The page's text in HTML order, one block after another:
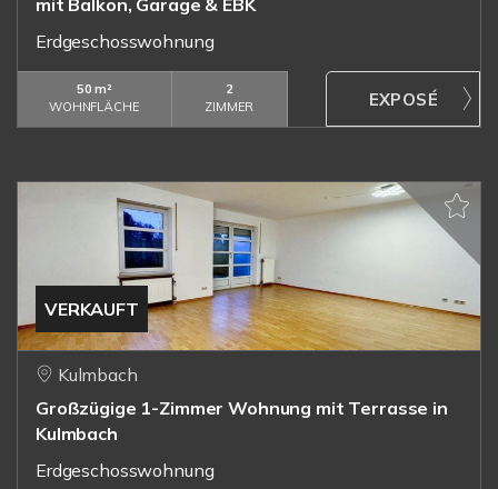
mit Balkon, Garage & EBK
Erdgeschosswohnung
50 m²
WOHNFLÄCHE
2
ZIMMER
VERKAUFT
Kulmbach
Großzügige 1-Zimmer Wohnung mit Terrasse in
Kulmbach
Erdgeschosswohnung